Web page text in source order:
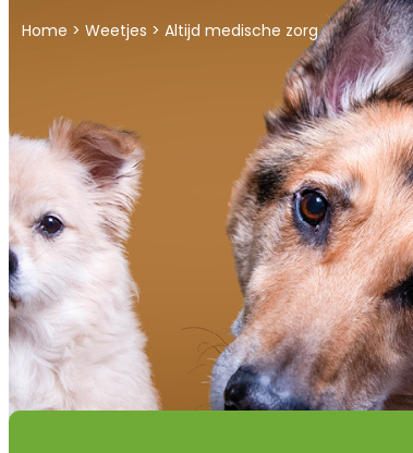
Home > Weetjes > Altijd medische zorg